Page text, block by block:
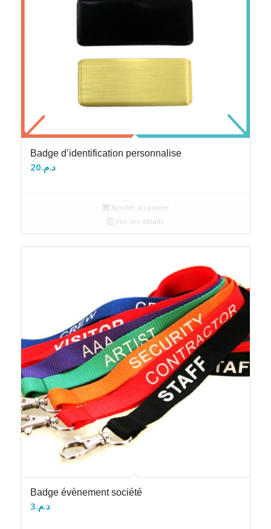
Badge d’identification personnalise
د.م.20
Ajouter au panier
Voir les détails
Badge évènement société
د.م.3